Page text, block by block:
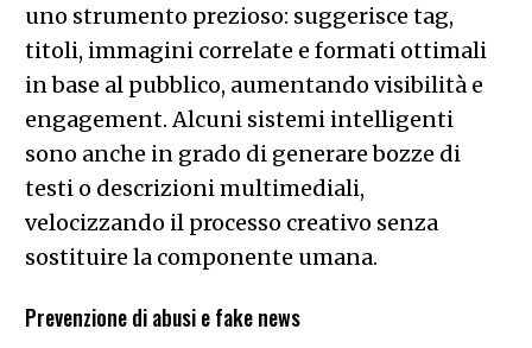
uno strumento prezioso: suggerisce tag,
titoli, immagini correlate e formati ottimali
in base al pubblico, aumentando visibilità e
engagement. Alcuni sistemi intelligenti
sono anche in grado di generare bozze di
testi o descrizioni multimediali,
velocizzando il processo creativo senza
sostituire la componente umana.
Prevenzione di abusi e fake news